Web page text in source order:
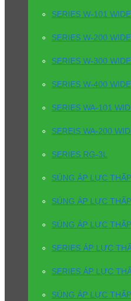
SERIES W-101
SERIES W-200
SERIES W-300
SERIES W-400
SERIES WA-101
SEREIS WA-200
SERIES RG-3L
SÚNG ÁP LỰC
SÚNG ÁP LỰC
SÚNG ÁP LỰC
SERIES ÁP LỰC
SERIES ÁP LỰC
SÚNG ÁP LỰC